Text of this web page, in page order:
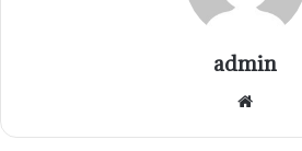
admin
Website